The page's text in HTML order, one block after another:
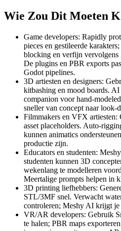
Wie Zou Dit Moeten
Game developers: Rapidly
pieces en gestileerde
blocking en verfijn
De plugins en PBR exports
Godot pipelines.
3D artiesten en designers:
kitbashing en mood boards.
companion voor hand-
sneller van concept naar look-
Filmmakers en VFX
asset placeholders. Auto-
kunnen animatics
productie zijn.
Educators en studenten:
studenten kunnen 3D
wekenlang te modelleren
Meertalige prompts helpen in
3D printing liefhebbers:
STL/3MF snel. Verwacht
controleren; Meshy AI krijgt je
VR/AR developers: Gebruik
te halen; PBR maps